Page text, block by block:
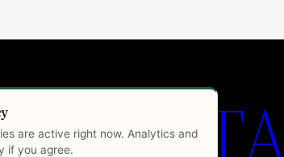
are active right now. Analytics and
if you agree.